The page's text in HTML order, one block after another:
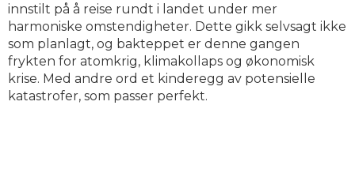
innstilt på å reise rundt i landet under mer
harmoniske omstendigheter. Dette gikk selvsagt ikke
som planlagt, og bakteppet er denne gangen
frykten for atomkrig, klimakollaps og økonomisk
krise. Med andre ord et kinderegg av potensielle
katastrofer, som passer perfekt.